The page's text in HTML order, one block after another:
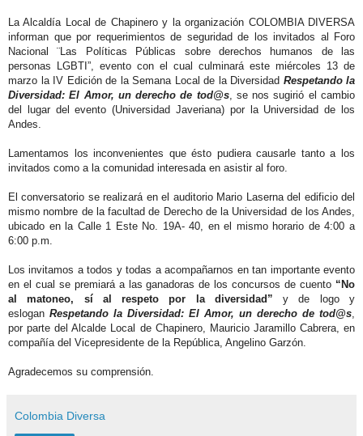
La Alcaldía Local de Chapinero y la organización COLOMBIA DIVERSA
informan que por requerimientos de seguridad de los invitados al Foro
Nacional ¨Las Políticas Públicas sobre derechos humanos de las
personas LGBTI”, evento con el cual culminará este miércoles 13 de
marzo la IV Edición de la Semana Local de la Diversidad Respetando la
Diversidad: El Amor, un derecho de tod@s, se nos sugirió el cambio
del lugar del evento (Universidad Javeriana) por la Universidad de los
Andes.
Lamentamos los inconvenientes que ésto pudiera causarle tanto a los
invitados como a la comunidad interesada en asistir al foro.
El conversatorio se realizará en el auditorio Mario Laserna del edificio del
mismo nombre de la facultad de Derecho de la Universidad de los Andes,
ubicado en la Calle 1 Este No. 19A- 40, en el mismo horario de 4:00 a
6:00 p.m.
Los invitamos a todos y todas a acompañarnos en tan importante evento
en el cual se premiará a las ganadoras de los concursos de cuento “No
al matoneo, sí al respeto por la diversidad”
y de logo y
eslogan Respetando la Diversidad: El Amor, un derecho de tod@s
por parte del Alcalde Local de Chapinero, Mauricio Jaramillo Cabrera, en
compañía del Vicepresidente de la República, Angelino Garzón.
Agradecemos su comprensión.
Colombia Diversa